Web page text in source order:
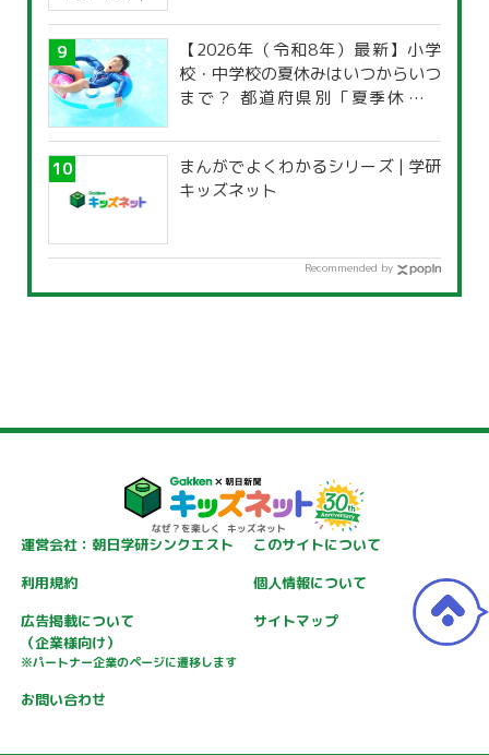
【2026年（令和8年）最新】小学
校・中学校の夏休みはいつからいつ
まで？ 都道府県別「夏季休暇一
まんがでよくわかるシリーズ | 学研
キッズネット
Recommended by
運営会社：朝日学研シンクエスト
このサイトについて
利用規約
個人情報について
広告掲載について
（企業様向け）
※パートナー企業のページに遷移します
サイトマップ
お問い合わせ